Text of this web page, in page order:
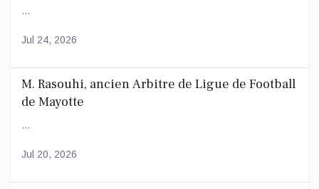
...
Jul 24, 2026
M. Rasouhi, ancien Arbitre de Ligue de Football
de Mayotte
...
Jul 20, 2026